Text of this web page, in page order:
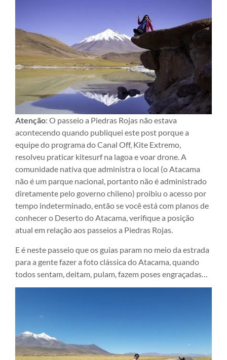
Atenção: O passeio a Piedras Rojas não estava
acontecendo quando publiquei este post porque a
equipe do programa do Canal Off, Kite Extremo,
resolveu praticar kitesurf na lagoa e voar drone. A
comunidade nativa que administra o local (o Atacama
não é um parque nacional, portanto não é administrado
diretamente pelo governo chileno) proibiu o acesso por
tempo indeterminado, então se você está com planos de
conhecer o Deserto do Atacama, verifique a posição
atual em relação aos passeios a Piedras Rojas.
E é neste passeio que os guias param no meio da estrada
para a gente fazer a foto clássica do Atacama, quando
todos sentam, deitam, pulam, fazem poses engraçadas…